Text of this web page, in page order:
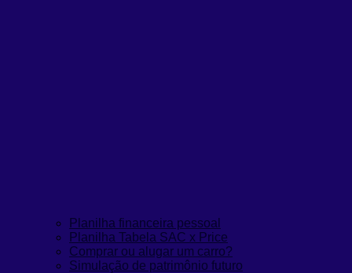
Planilha financeira pessoal
Planilha Tabela SAC x Price
Comprar ou alugar um carro?
Simulação de patrimônio futuro